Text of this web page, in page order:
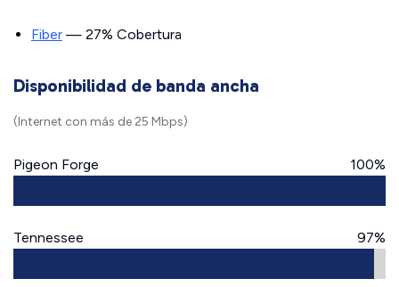
Fiber — 27% Cobertura
Disponibilidad de banda ancha
(Internet con más de 25 Mbps)
Pigeon Forge 100%
Tennessee 97%